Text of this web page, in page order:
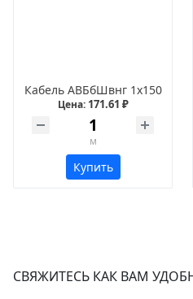
Кабель АВБбШвнг 1х150
Цена: 171.61 ₽
м
Купить
СВЯЖИТЕСЬ КАК ВАМ